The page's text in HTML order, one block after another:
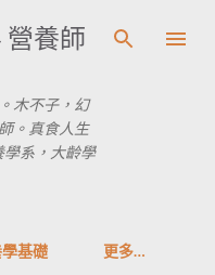
營養師
木不子，幻
。真食人生
系，大齡學
基礎 更多…